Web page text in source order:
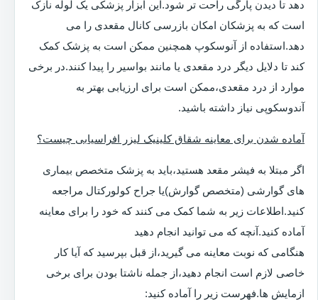
دهد تا دیدن پارگی راحت تر شود.این ابزار پزشکی یک لوله نازک
است که به پزشکان امکان بازرسی کانال مقعدی را می
دهد.استفاده از آنوسکوپ همچنین ممکن است به پزشک کمک
کند تا دلایل دیگر درد مقعدی یا مانند بواسیر را پیدا کنند.در برخی
موارد از درد مقعدی،ممکن است برای ارزیابی بهتر به
آندوسکوپی نیاز داشته باشید.
آماده شدن برای معاینه شقاق کلینیک لیزر افراسیابی چیست؟
اگر مبتلا به فیشر مقعد هستید،باید به پزشک متخصص بیماری
های گوارشی (متخصص گوارش)یا جراح کولورکتال مراجعه
کنید.اطلاعات زیر به شما کمک می کنند که خود را برای معاینه
آماده کنید.آنچه که می توانید انجام دهید
هنگامی که نوبت معاینه می گیرید،از قبل بپرسید که آیا کار
خاصی لازم است انجام دهید،از جمله ناشتا بودن برای برخی
ازمایش ها.فهرست زیر را آماده کنید: